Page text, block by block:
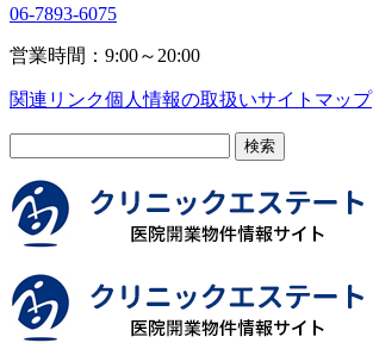
06-7893-6075
営業時間：9:00～20:00
関連リンク個人情報の取扱いサイトマップ